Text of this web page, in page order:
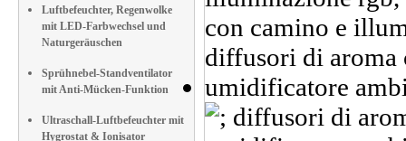
Luftbefeuchter, Regenwolke
mit LED-Farbwechsel und
Naturgeräuschen
Sprühnebel-Standventilator
mit Anti-Mücken-Funktion
Ultraschall-Luftbefeuchter mit
Hygrostat & Ionisator